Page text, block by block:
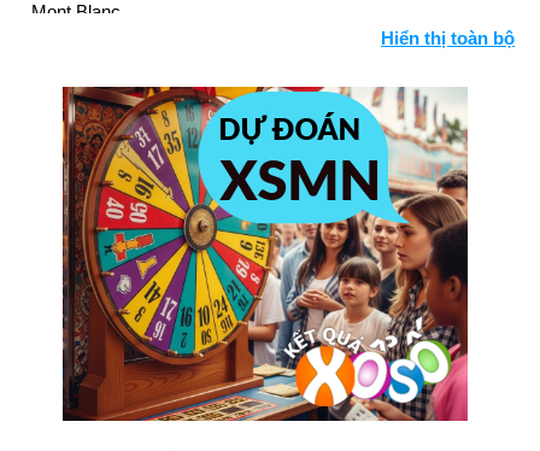
Mont Blanc.
Thomas Edison đã được cấp bằng sáng
Ngày 8-8 năm 1900:Giải quần vợt Davis Cup đầu tiên bắt đầu
tại Câu lạc bộ Cricket Longwood ở Brookline, Massachusetts.
Ngày 8-8 năm 1963:Trong "The Great Train Robbery", khoảng
15 tên trộm đã cướp chuyến tàu chở thư từ Glasgow đến
London, kiếm được hơn 6 triệu đô la tiền mặt.
Ngày 8-8 năm 1969: Sharon Tate, vợ của đạo diễn Roman
Polanski, và 4 người khác đã bị các thành viên trong "gia đình"
Charles Manson sát hại.
Ngày 8-8 năm 1974:Tổng thống Nixon tuyên bố ông sẽ từ
chức vào ngày hôm sau do hậu quả của vụ bê bối Watergate.
Hiển thị toàn bộ